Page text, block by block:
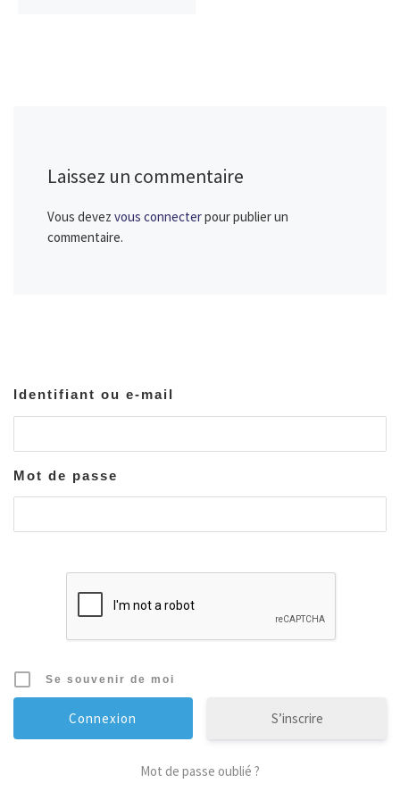
Laissez un commentaire
Vous devez vous connecterpour publier un
commentaire.
Identifiant ou e-mail
Mot de passe
Se souvenir de moi
S’inscrire
Mot de passe oublié ?